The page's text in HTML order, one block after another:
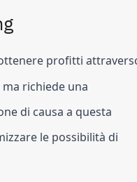
profitti
richiede una
di causa a questa
le possibilità di